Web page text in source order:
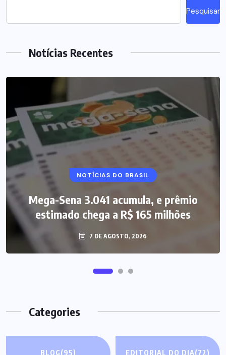
Pesquisar
Notícias Recentes
NOTÍCIAS DO BRASIL
Mega-Sena 3.041 acumula, e prêmio
estimado chega a R$ 165 milhões
7 DE AGOSTO, 2026
Categories
BLOG(95) EDITORIAL DO DIA(72)